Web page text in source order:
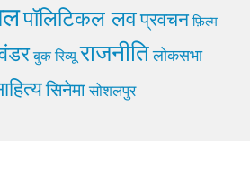
पॉलिटिकल लवप्रवचन फ़िल्म
बुक रिव्यू राजनीति लोकसभा
सिनेमा सोशलपुर